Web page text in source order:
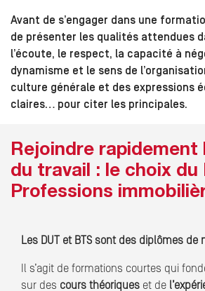
Avant de s’engager dans une
de présenter les qualités attendues
l’écoute, le respect, la capacité à
dynamisme et le sens de
culture générale et des expressions
claires… pour citer les principales.
Rejoindre rapidement
du travail : le choix du
Professions
Les DUT et BTS sont des diplômes de
Il s’agit de formations courtes qui
sur des cours théoriques et de